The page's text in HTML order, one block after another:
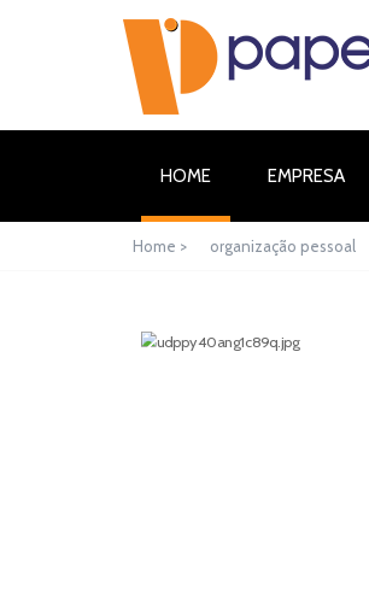
HOME (CURRENT)EMPRESA
Home > organização pessoal